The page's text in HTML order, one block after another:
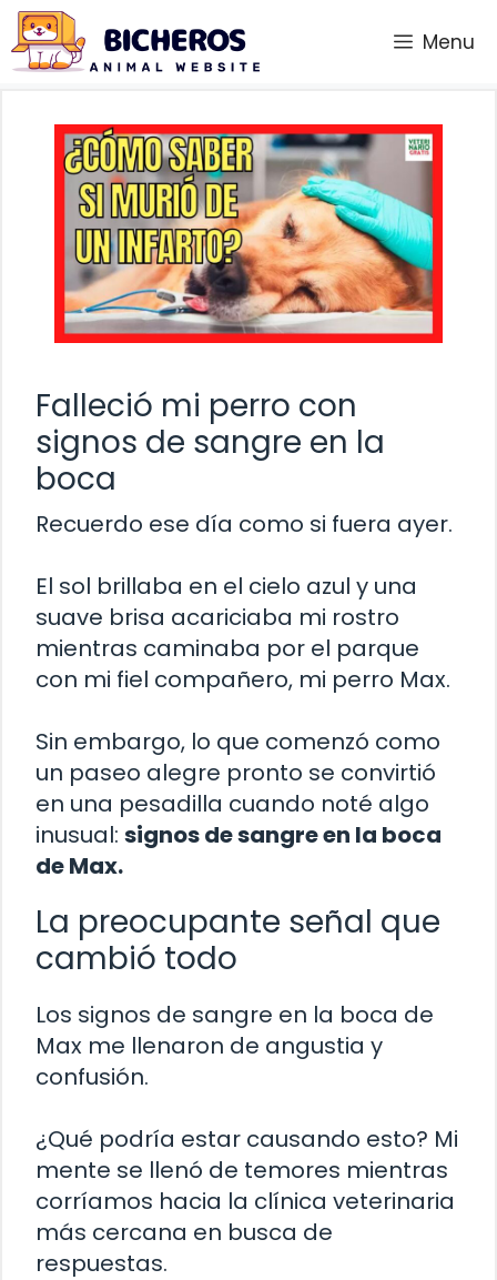
Saltar
al
contenido
Menu
Falleció mi perro con
signos de sangre en la
boca
Recuerdo ese día como si fuera ayer.
El sol brillaba en el cielo azul y una
suave brisa acariciaba mi rostro
mientras caminaba por el parque
con mi fiel compañero, mi perro Max.
Sin embargo, lo que comenzó como
un paseo alegre pronto se convirtió
en una pesadilla cuando noté algo
inusual: signos de sangre en la boca
de Max.
La preocupante señal que
cambió todo
Los signos de sangre en la boca de
Max me llenaron de angustia y
confusión.
¿Qué podría estar causando esto? Mi
mente se llenó de temores mientras
corríamos hacia la clínica veterinaria
más cercana en busca de
respuestas.